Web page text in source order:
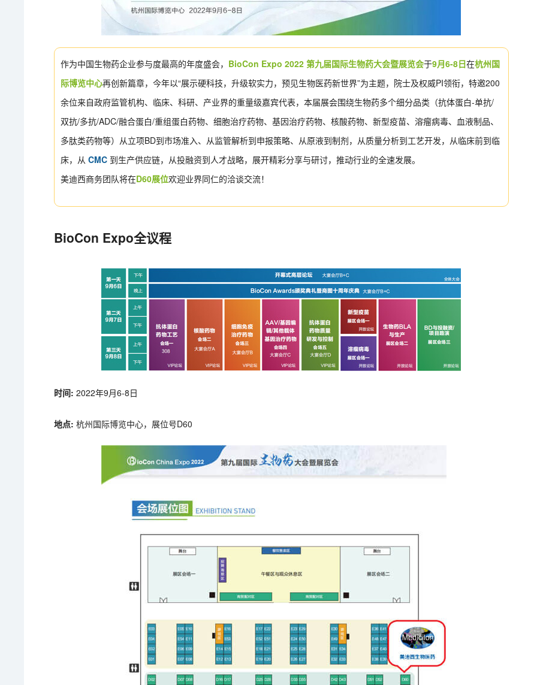
作为中国生物药企业参与度最高的年度盛会， BioCon Expo 2022 第九届国际生物药大会暨展览会于9月6-8日在杭州国
际博览中心再创新篇章，今年以“展示硬科技，升级软实力，预见生物医药新世界”为主题，院士及权威PI领衔，特邀200
余位来自政府监管机构、临床、科研、产业界的重量级嘉宾代表，本届展会围绕生物药多个细分品类（抗体蛋白-单抗/
双抗/多抗/ADC/融合蛋白/重组蛋白药物、细胞治疗药物、基因治疗药物、核酸药物、新型疫苗、溶瘤病毒、血液制品、
多肽类药物等）从立项BD到市场准入、从监管解析到申报策略、从原液到制剂，从质量分析到工艺开发，从临床前到临
床，从CMC 到生产供应链，从投融资到人才战略，展开精彩分享与研讨，推动行业的全速发展。
美迪西商务团队将在D60展位欢迎业界同仁的洽谈交流！
BioCon Expo全议程
时间: 2022年9月6-8日
地点: 杭州国际博览中心，展位号D60